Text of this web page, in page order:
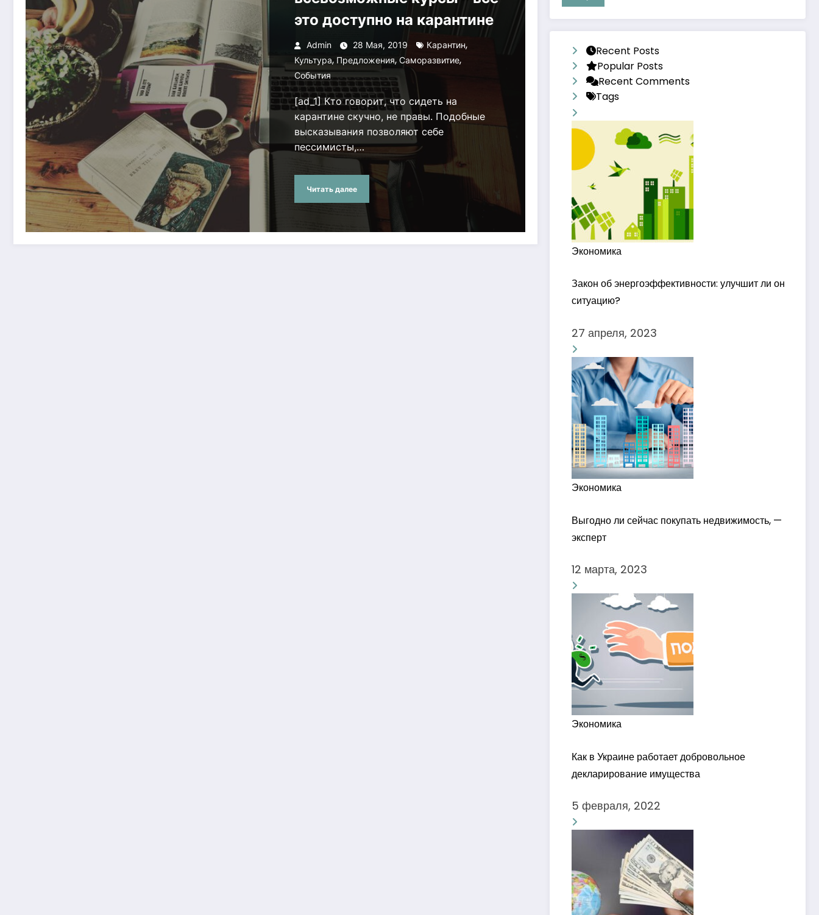
это доступно на карантине
Admin 28 Мая, 2019 Карантин,
Культура, Предложения, Саморазвитие,
События
[ad_1] Кто говорит, что сидеть на
карантине скучно, не правы. Подобные
высказывания позволяют себе
пессимисты,…
Читать далее
Recent Posts
Popular Posts
Recent Comments
Tags
Экономика
Закон об энергоэффективности: улучшит ли он
ситуацию?
27 апреля, 2023
Экономика
Выгодно ли сейчас покупать недвижимость, —
эксперт
12 марта, 2023
Экономика
Как в Украине работает добровольное
декларирование имущества
5 февраля, 2022